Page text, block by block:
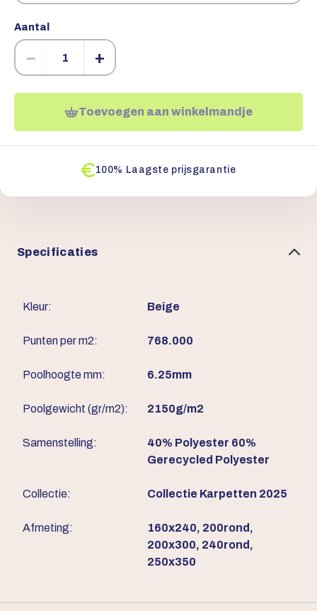
Aantal
− +
Toevoegen aan winkelmandje
100% Laagste prijsgarantie
Specificaties
Kleur: Beige
Punten per m2: 768.000
Poolhoogte mm: 6.25mm
Poolgewicht (gr/m2): 2150g/m2
Samenstelling:
40% Polyester 60%
Gerecycled Polyester
Collectie: Collectie Karpetten 2025
Afmeting:
160x240, 200rond,
200x300, 240rond,
250x350